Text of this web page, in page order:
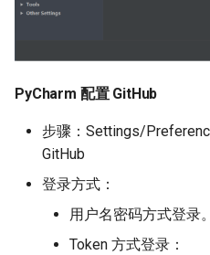
PyCharm 配置 GitHub
步骤：Settings/
GitHub
登录方式：
用户名密码方式登录。
Token 方式登录：